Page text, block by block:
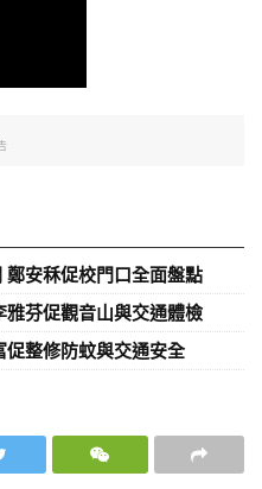
安秝促校門口全面盤點
芬促觀音山與交通體檢
整修防蚊與交通安全